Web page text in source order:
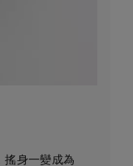
搖身一變成為
在鑽石之旅的
貴，對佩戴者
，我們都渴望